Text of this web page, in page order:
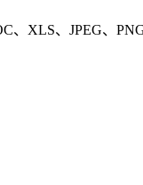
、XLS、JPEG、